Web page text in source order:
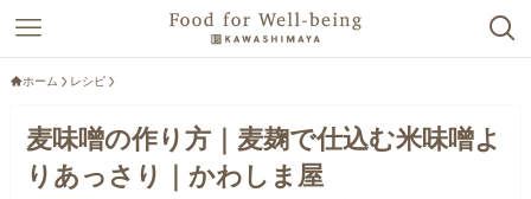
ホーム レシピ
麦味噌の作り方｜麦麹で仕込む米味噌よ
りあっさり｜かわしま屋